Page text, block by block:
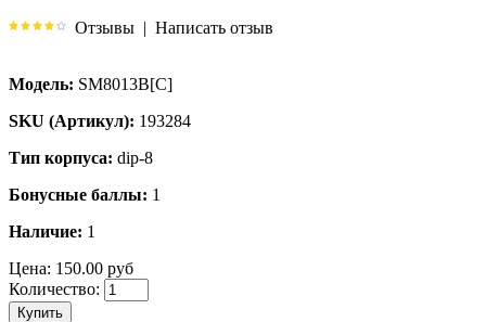
Отзывы | Написать отзыв
Модель: SM8013B[C]
SKU (Артикул): 193284
Тип корпуса: dip-8
Бонусные баллы: 1
Наличие: 1
Цена: 150.00 руб
Количество:
Купить